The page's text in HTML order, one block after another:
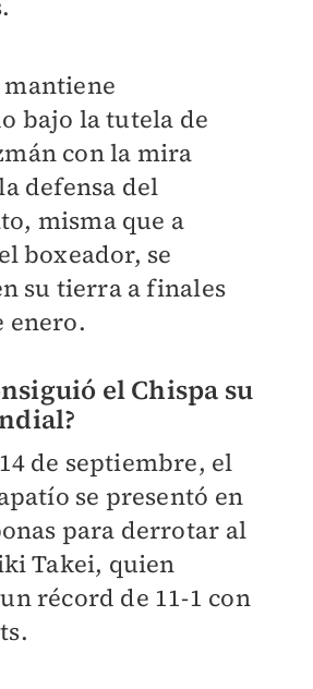
bajo la tutela de
con la mira
defensa del
misma que a
boxeador, se
su tierra a finales
enero.
el Chispa su
de septiembre, el
se presentó en
para derrotar al
Takei, quien
récord de 11-1 con